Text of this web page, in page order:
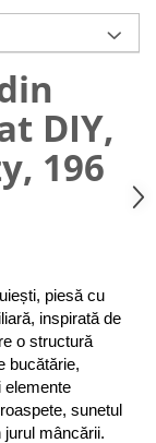
DIY,
196
piesă cu
inspirată de
o structură
bucătărie,
elemente
sunetul
mâncării.